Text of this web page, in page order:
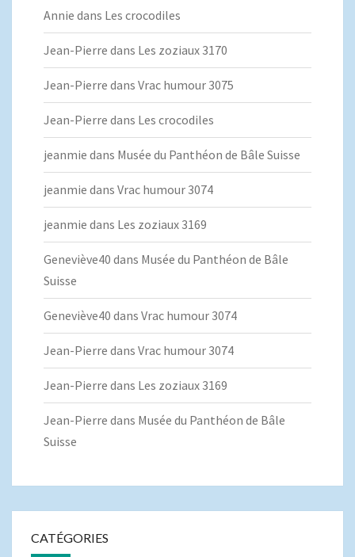
Annie dans Les crocodiles
Jean-Pierre dans Les zoziaux 3170
Jean-Pierre dans Vrac humour 3075
Jean-Pierre dans Les crocodiles
jeanmie dans Musée du Panthéon de Bâle Suisse
jeanmie dans Vrac humour 3074
jeanmie dans Les zoziaux 3169
Geneviève40 dans Musée du Panthéon de Bâle
Suisse
Geneviève40 dans Vrac humour 3074
Jean-Pierre dans Vrac humour 3074
Jean-Pierre dans Les zoziaux 3169
Jean-Pierre dans Musée du Panthéon de Bâle
Suisse
CATÉGORIES